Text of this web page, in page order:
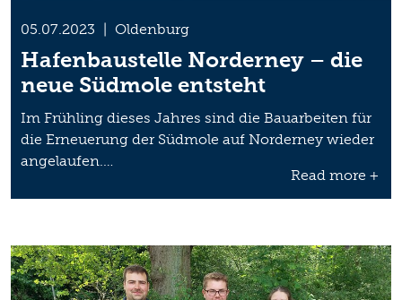
05.07.2023 Oldenburg
Hafenbaustelle Norderney – die
neue Südmole entsteht
Im Frühling dieses Jahres sind die Bauarbeiten für
die Erneuerung der Südmole auf Norderney wieder
angelaufen.…
Read more +